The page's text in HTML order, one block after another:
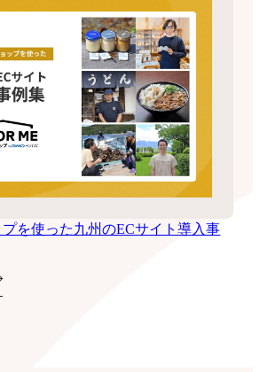
を使った九州のECサイト導入事